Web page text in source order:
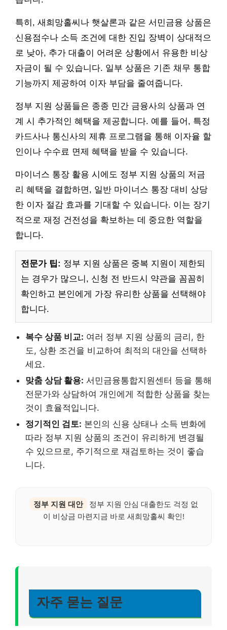
특히, 새희망홀씨나 햇살론과 같은 서민금융 상품은
신용점수나 소득 조건에 대한 진입 장벽이 상대적으
로 낮아, 추가 대출이 어려운 상황에서 유용한 비상
자금이 될 수 있습니다. 일부 상품은 기존 채무 통합
기능까지 제공하여 이자 부담을 줄여줍니다.
정부 지원 상품들은 종종 민간 금융사의 상품과 연
계 시 추가적인 혜택을 제공합니다. 예를 들어, 특정
카드사나 통신사의 제휴 프로그램을 통해 이자율 할
인이나 수수료 면제 혜택을 받을 수 있습니다.
마이너스 통장 활용 시에도 정부 지원 상품의 저금
리 혜택을 결합하면, 일반 마이너스 통장 대비 상당
한 이자 절감 효과를 기대할 수 있습니다. 이는 장기
적으로 재정 건전성을 확보하는 데 중요한 역할을
합니다.
전문가 팁: 정부 지원 상품은 중복 지원이 제한되
는 경우가 많으니, 신청 전 반드시 약관을 꼼꼼히
확인하고 본인에게 가장 유리한 상품을 선택해야
합니다.
복수 상품 비교: 여러 정부 지원 상품의 금리, 한
도, 상환 조건을 비교하여 최적의 대안을 선택하
세요.
맞춤 상담 활용: 서민금융통합지원센터 등을 통해
전문가와 상담하여 개인에게 적합한 상품을 찾는
것이 효율적입니다.
정기적인 검토: 본인의 신용 상태나 소득 변화에
따라 정부 지원 상품의 조건이 유리하게 변경될
수 있으므로, 주기적으로 재검토하는 것이 좋습
니다.
정부 지원 대안
정부 지원 안심 대출한도 걱정 없
이 비상금 마련지금 바로 새희망홀씨 확인!
자주 묻는 질문